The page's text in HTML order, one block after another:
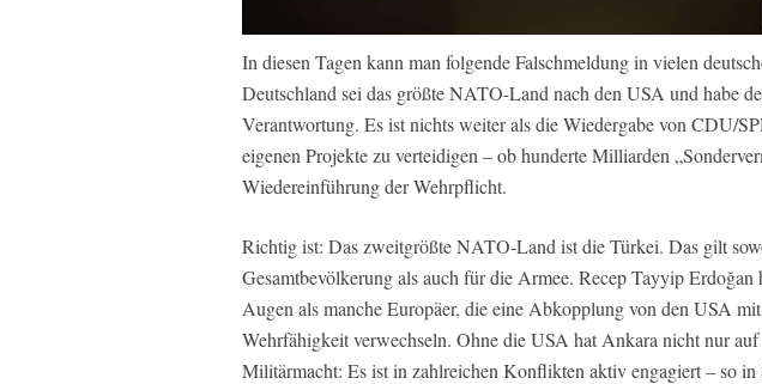
In diesen Tagen kann man folgende Falschmeldung in vielen
Deutschland sei das größte NATO-Land nach den USA und habe
Verantwortung. Es ist nichts weiter als die Wiedergabe von CDU/
eigenen Projekte zu verteidigen – ob hunderte Milliarden
Wiedereinführung der Wehrpflicht.
Richtig ist: Das zweitgrößte NATO-Land ist die Türkei. Das gilt
Gesamtbevölkerung als auch für die Armee. Recep Tayyip Erdoğan
Augen als manche Europäer, die eine Abkopplung von den USA
Wehrfähigkeit verwechseln. Ohne die USA hat Ankara nicht nur auf
Militärmacht: Es ist in zahlreichen Konflikten aktiv engagiert – so